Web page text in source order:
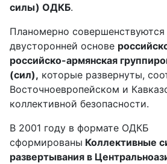
силы) ОДКБ.
Планомерно совершенствуются
двусторонней основе
российско-армянская
(сил), которые развернуты,
Восточноевропейском и
коллективной безопасности.
В 2001 году в формате ОДКБ
сформированы Коллективные
развертывания в